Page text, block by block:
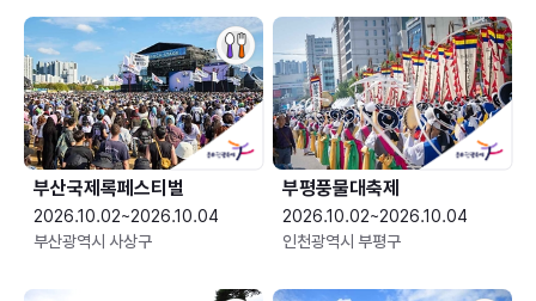
부산국제록페스티벌
2026.10.02~2026.10.04
부산광역시 사상구
부평풍물대축제
2026.10.02~2026.10.04
인천광역시 부평구